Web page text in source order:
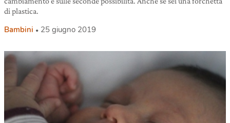
di plastica.
Bambini 25 giugno 2019